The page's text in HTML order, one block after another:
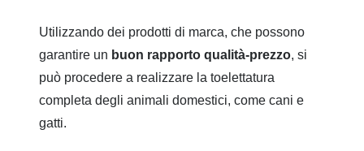
Utilizzando dei prodotti di marca, che possono
garantire un buon rapporto qualità-prezzo, si
può procedere a realizzare la toelettatura
completa degli animali domestici, come cani e
gatti.